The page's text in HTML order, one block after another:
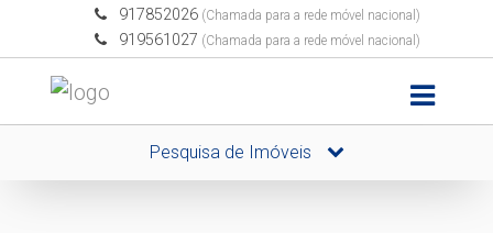
917852026 (Chamada para a rede móvel nacional)
919561027 (Chamada para a rede móvel nacional)
Pesquisa de Imóveis